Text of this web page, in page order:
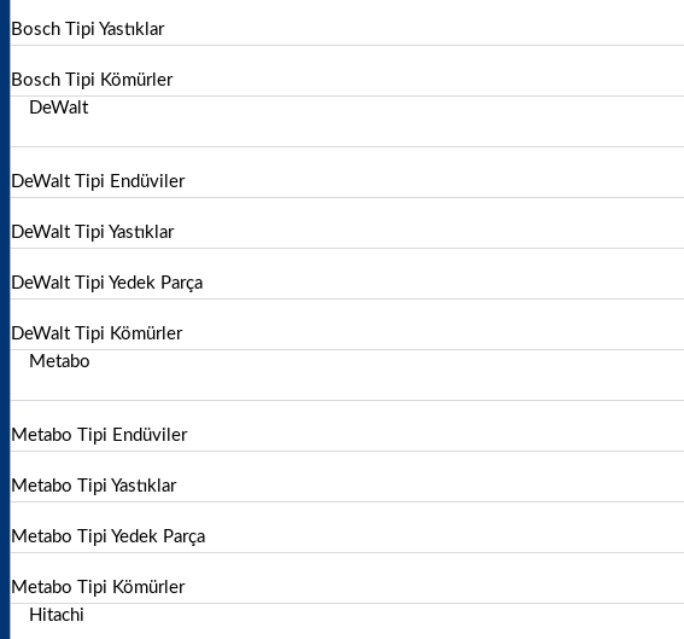
Bosch Tipi Yastıklar
Bosch Tipi Kömürler
DeWalt
DeWalt Tipi Endüviler
DeWalt Tipi Yastıklar
DeWalt Tipi Yedek Parça
DeWalt Tipi Kömürler
Metabo
Metabo Tipi Endüviler
Metabo Tipi Yastıklar
Metabo Tipi Yedek Parça
Metabo Tipi Kömürler
Hitachi